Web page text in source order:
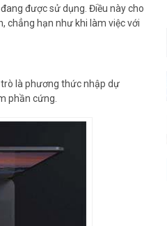
được sử dụng. Điều này cho
chẳng hạn như khi làm việc với
là phương thức nhập dự
phần cứng.